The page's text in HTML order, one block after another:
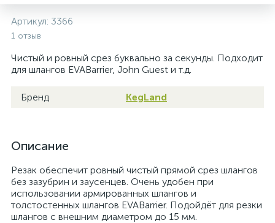
Артикул: 3366
1 отзыв
Чистый и ровный срез буквально за секунды. Подходит
для шлангов EVABarrier, John Guest и т.д.
Бренд KegLand
Описание
Резак обеспечит ровный чистый прямой срез шлангов
без зазубрин и заусенцев. Очень удобен при
использовании армированных шлангов и
толстостенных шлангов EVABarrier. Подойдёт для резки
шлангов с внешним диаметром до 15 мм.